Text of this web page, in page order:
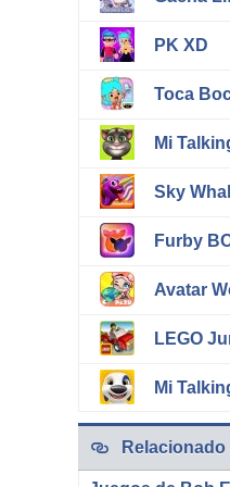
PK XD
Toca
Mi
Sky
Furby
Avatar
LEGO
Mi
Relacionado